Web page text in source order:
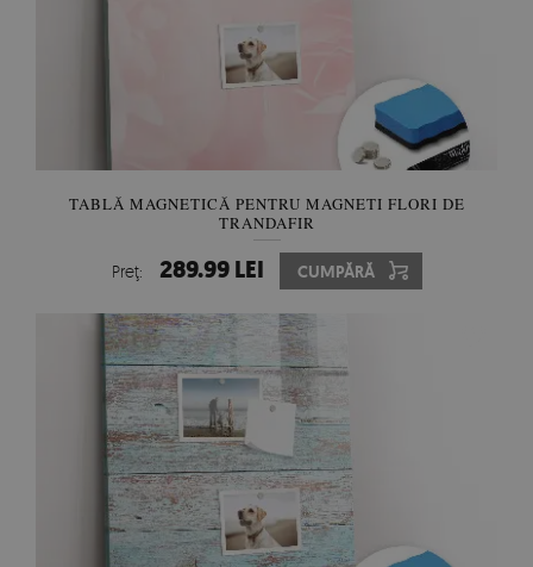
TABLĂ MAGNETICĂ PENTRU MAGNETI FLORI DE
TRANDAFIR
Preţ: 289.99 LEI CUMPĂRĂ